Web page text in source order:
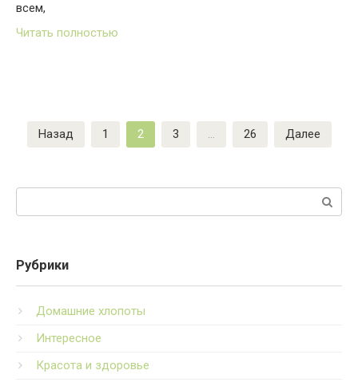
всем,
Читать полностью
Пагинация
записей
Назад 1 2 3 … 26 Далее
Поиск:
Рубрики
Домашние хлопоты
Интересное
Красота и здоровье